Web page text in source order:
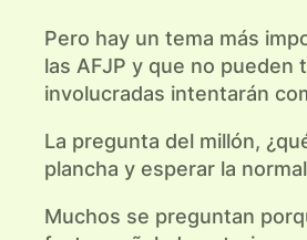
Pero hay un tema más
las AFJP y que no
involucradas intentarán
La pregunta del millón,
plancha y esperar la
Muchos se preguntan